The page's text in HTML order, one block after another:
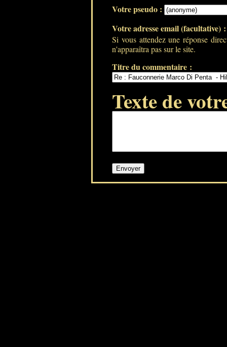
Votre pseudo :
Votre adresse email (facultative)
Si vous attendez une réponse
n'apparaîtra pas sur le site.
Titre du commentaire :
Texte de